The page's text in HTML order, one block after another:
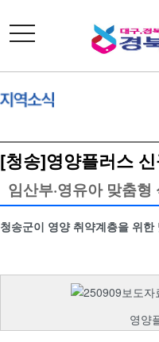
toggle
navigation
[청송]영양플러스
임산부·영유아 맞춤
청송군이 영양 취약계층을 위
영양